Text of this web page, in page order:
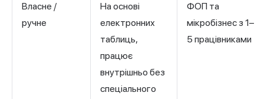
Власне /
ручне
На основі
електронних
таблиць,
працює
внутрішньо без
спеціального
ФОП та
мікробізнес з 1–
5 працівниками